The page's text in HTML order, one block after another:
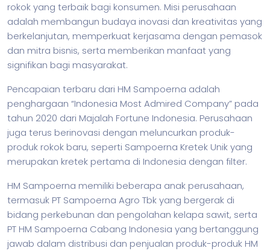
rokok yang terbaik bagi konsumen. Misi perusahaan
adalah membangun budaya inovasi dan kreativitas yang
berkelanjutan, memperkuat kerjasama dengan pemasok
dan mitra bisnis, serta memberikan manfaat yang
signifikan bagi masyarakat.
Pencapaian terbaru dari HM Sampoerna adalah
penghargaan “Indonesia Most Admired Company” pada
tahun 2020 dari Majalah Fortune Indonesia. Perusahaan
juga terus berinovasi dengan meluncurkan produk-
produk rokok baru, seperti Sampoerna Kretek Unik yang
merupakan kretek pertama di Indonesia dengan filter.
HM Sampoerna memiliki beberapa anak perusahaan,
termasuk PT Sampoerna Agro Tbk yang bergerak di
bidang perkebunan dan pengolahan kelapa sawit, serta
PT HM Sampoerna Cabang Indonesia yang bertanggung
jawab dalam distribusi dan penjualan produk-produk HM